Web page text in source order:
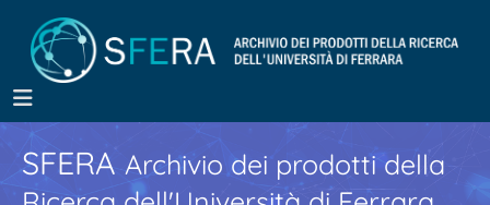
SFERA Archivio dei prodotti della